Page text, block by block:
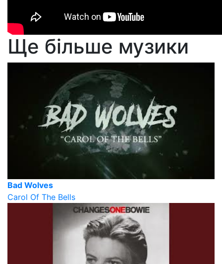
Ще більше музики
Bad Wolves
Carol Of The Bells